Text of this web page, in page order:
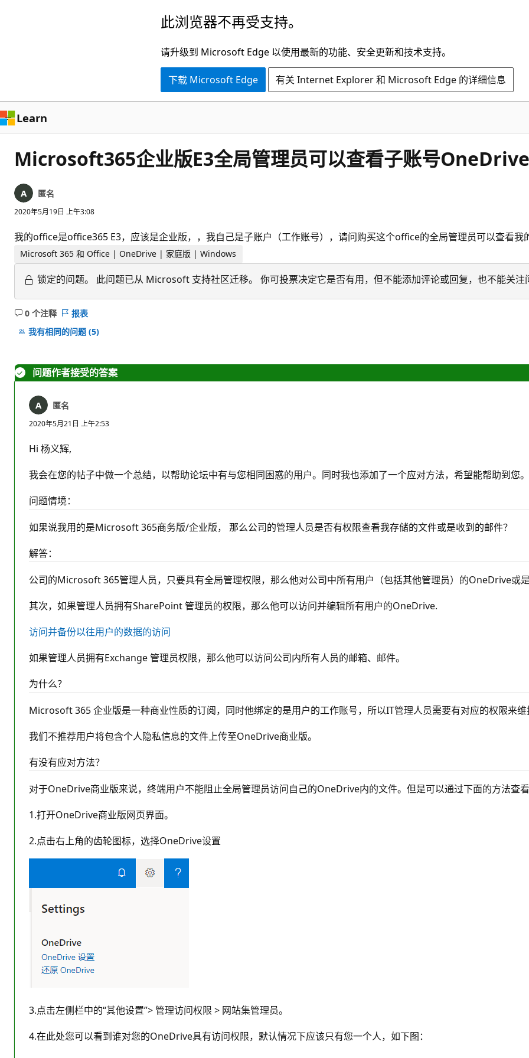
容
此浏览器不再受支持。
请升级到 Microsoft Edge 以使用最新的功能、安全更新和技术支持。
下载 Microsoft Edge 有关 Internet Explorer 和 Microsoft Edge 的详细信息
Learn
Microsoft365企业版E3全局管理员可以查看子账号
匿名
2020年5月19日 上午3:08
我的office是office365 E3，应该是企业版，，我自己是子账户（工作账号），请问购买这个office的全局管理员可以查看我
Microsoft 365 和 Office | OneDrive | 家庭版 | Windows
锁定的问题。 此问题已从 Microsoft 支持社区迁移。 你可投票决定它是否有用，但不能添加评论或回复，也不能关注
0 个注释
无
注
报表
我有相同的问题 (5)
问题作者接受的答案
匿名
2020年5月21日 上午2:53
Hi 杨义辉,
我会在您的帖子中做一个总结，以帮助论坛中有与您相同困惑的用户。同时我也添加了一个应对方法，希望能帮助到您。
问题情境：
如果说我用的是Microsoft 365商务版/企业版， 那么公司的管理人员是否有权限查看我存储的文件或是收到的邮件？
解答：
公司的Microsoft 365管理人员，只要具有全局管理权限，那么他对公司中所有用户（包括其他管理员）的OneDrive或
其次，如果管理人员拥有SharePoint 管理员的权限，那么他可以访问并编辑所有用户的OneDrive.
访问并备份以往用户的数据的访问
如果管理人员拥有Exchange 管理员权限，那么他可以访问公司内所有人员的邮箱、邮件。
为什么？
Microsoft 365 企业版是一种商业性质的订阅，同时他绑定的是用户的工作账号，所以IT管理人员需要有对应的权限来维
我们不推荐用户将包含个人隐私信息的文件上传至OneDrive商业版。
有没有应对方法？
对于OneDrive商业版来说，终端用户不能阻止全局管理员访问自己的OneDrive内的文件。但是可以通过下面的方法查
1.打开OneDrive商业版网页界面。
2.点击右上角的齿轮图标，选择OneDrive设置
3.点击左侧栏中的“其他设置”> 管理访问权限 > 网站集管理员。
4.在此处您可以看到谁对您的OneDrive具有访问权限，默认情况下应该只有您一个人，如下图：